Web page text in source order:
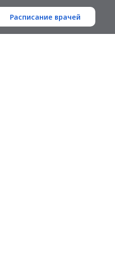
Расписание врачей